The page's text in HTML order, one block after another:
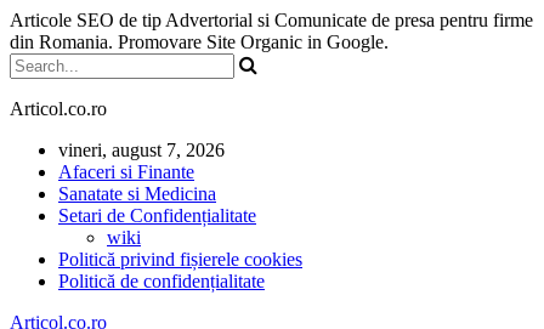
Articole SEO de tip Advertorial si Comunicate de presa pentru firme
din Romania. Promovare Site Organic in Google.
Articol.co.ro
vineri, august 7, 2026
Afaceri si Finante
Sanatate si Medicina
Setari de Confidențialitate
wiki
Politică privind fișierele cookies
Politică de confidențialitate
Articol.co.ro